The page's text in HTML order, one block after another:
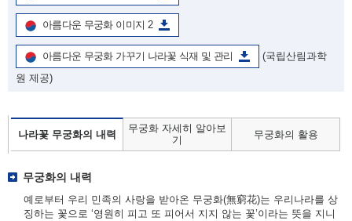
아름다운 무궁화 이미지 2
아름다운 무궁화 가꾸기 나라꽃 식재 및 관리
(국립산림과학
원 제공)
나라꽃 무궁화의 내력
무궁화 자세히 알아보
기
무궁화의 활용
무궁화의 내력
예로부터 우리 민족의 사랑을 받아온 무궁화(無窮花)는 우리나라를 상
징하는 꽃으로 ‘영원히 피고 또 피어서 지지 않는 꽃’이라는 뜻을 지니